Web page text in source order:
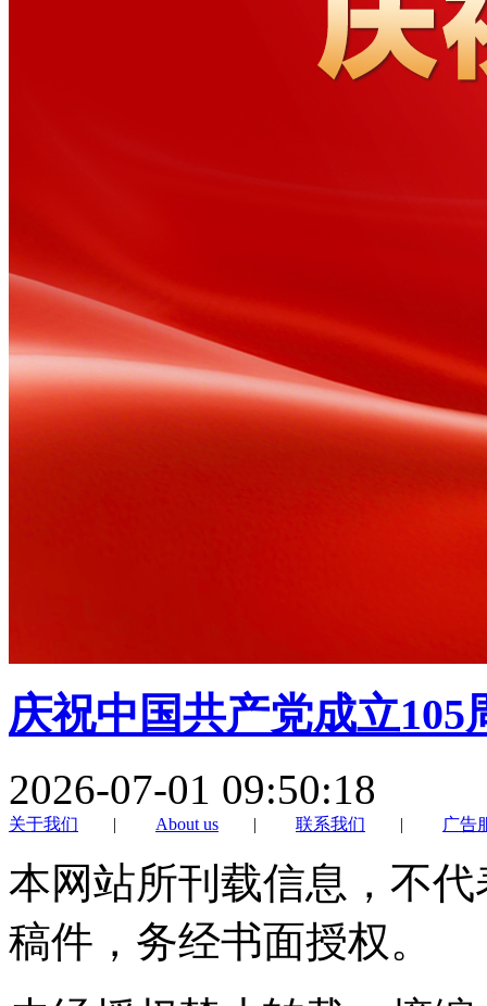
庆祝中国共产党成立105
2026-07-01 09:50:18
关于我们 | About us | 联系我们 | 广告
本网站所刊载信息，不
稿件，务经书面授权。